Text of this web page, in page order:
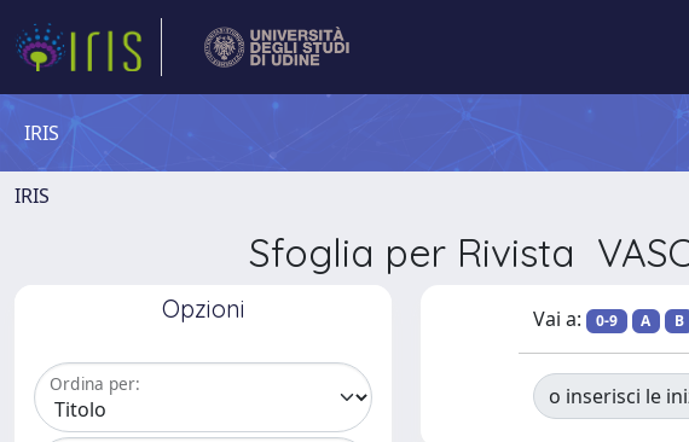
IRIS
IRIS
Sfoglia per Rivista
Opzioni
Ordina per:
Vai a: 0-9 A B
o inserisci le